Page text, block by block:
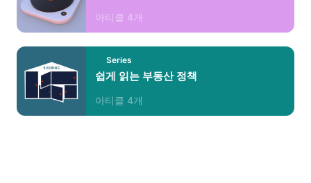
아티클 4개
Series
쉽게 읽는 부동산 정책
아티클 4개